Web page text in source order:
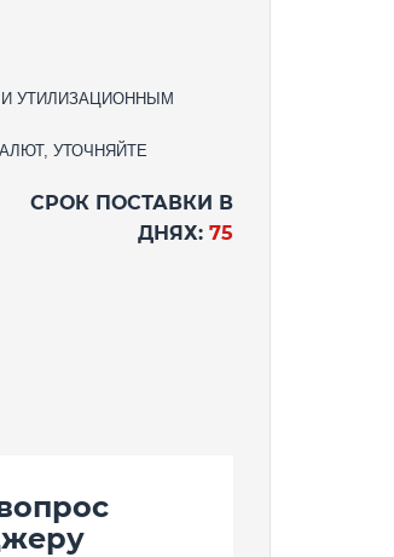
И УТИЛИЗАЦИОННЫМ
УТОЧНЯЙТЕ
СРОК ПОСТАВКИ В
ДНЯХ: 75